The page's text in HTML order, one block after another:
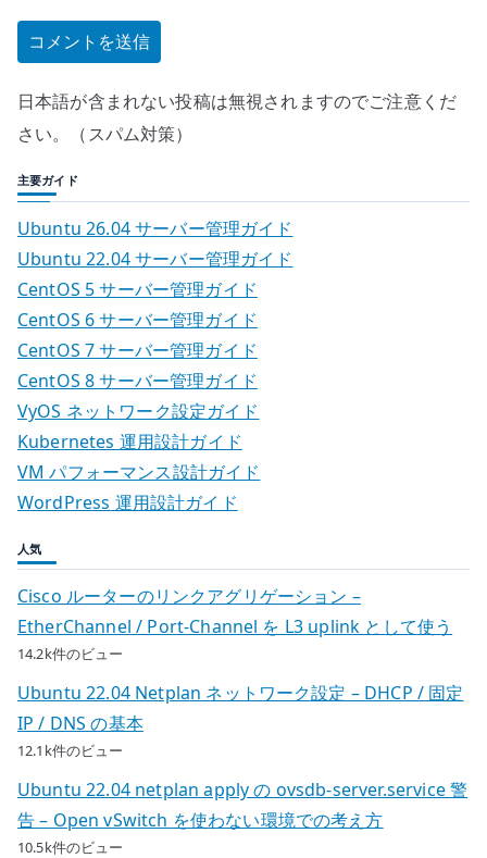
日本語が含まれない投稿は無視されますのでご注意くだ
さい。（スパム対策）
主要ガイド
Ubuntu 26.04 サーバー管理ガイド
Ubuntu 22.04 サーバー管理ガイド
CentOS 5 サーバー管理ガイド
CentOS 6 サーバー管理ガイド
CentOS 7 サーバー管理ガイド
CentOS 8 サーバー管理ガイド
VyOS ネットワーク設定ガイド
Kubernetes 運用設計ガイド
VM パフォーマンス設計ガイド
WordPress 運用設計ガイド
人気
Cisco ルーターのリンクアグリゲーション –
EtherChannel / Port-Channel を L3 uplink として使う
14.2k件のビュー
Ubuntu 22.04 Netplan ネットワーク設定 – DHCP / 固定
IP / DNS の基本
12.1k件のビュー
Ubuntu 22.04 netplan apply の ovsdb-server.service 警
告 – Open vSwitch を使わない環境での考え方
10.5k件のビュー